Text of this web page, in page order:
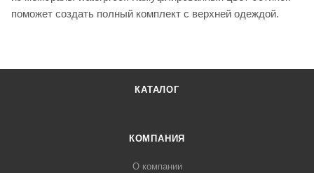
поможет создать полный комплект с верхней одеждой.
КАТАЛОГ
КОМПАНИЯ
О компании